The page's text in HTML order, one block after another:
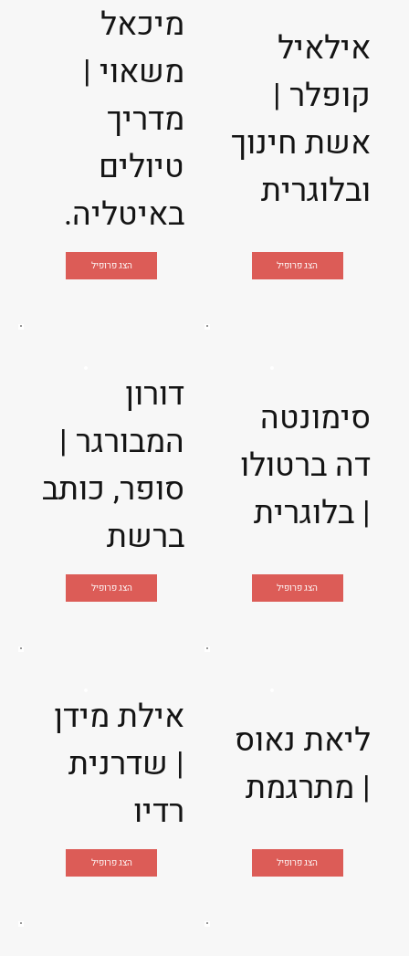
מיכאל
משאוי |
מדריך
טיולים
באיטליה.
הצג פרופיל
אילאיל
קופלר |
אשת חינוך
ובלוגרית
הצג פרופיל
דורון
המבורגר |
סופר, כותב
ברשת
הצג פרופיל
סימונטה
דה ברטולו
| בלוגרית
הצג פרופיל
אילת מידן
| שדרנית
רדיו
הצג פרופיל
ליאת נאוס
| מתרגמת
הצג פרופיל